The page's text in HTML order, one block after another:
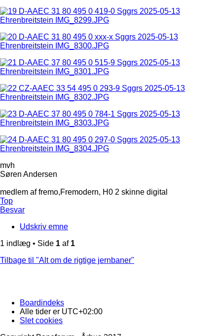
mvh
Søren Andersen
medlem af fremo,Fremodern, H0 2 skinne digital
Top
Besvar
Udskriv emne
1 indlæg • Side 1 af 1
Tilbage til "Alt om de rigtige jernbaner"
Boardindeks
Alle tider er UTC+02:00
Slet cookies